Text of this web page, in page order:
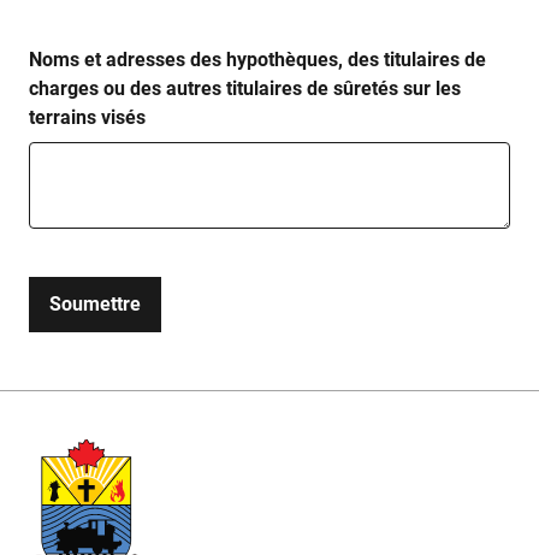
Noms et adresses des hypothèques, des titulaires de
charges ou des autres titulaires de sûretés sur les
terrains visés
Soumettre